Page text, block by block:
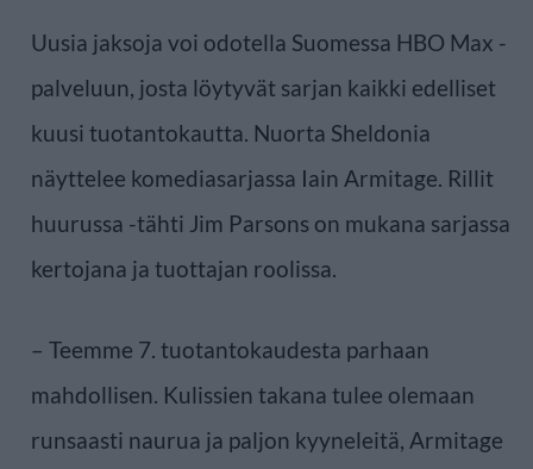
Uusia jaksoja voi odotella Suomessa HBO Max -
palveluun, josta löytyvät sarjan kaikki edelliset
kuusi tuotantokautta. Nuorta Sheldonia
näyttelee komediasarjassa Iain Armitage. Rillit
huurussa -tähti Jim Parsons on mukana sarjassa
kertojana ja tuottajan roolissa.
– Teemme 7. tuotantokaudesta parhaan
mahdollisen. Kulissien takana tulee olemaan
runsaasti naurua ja paljon kyyneleitä, Armitage